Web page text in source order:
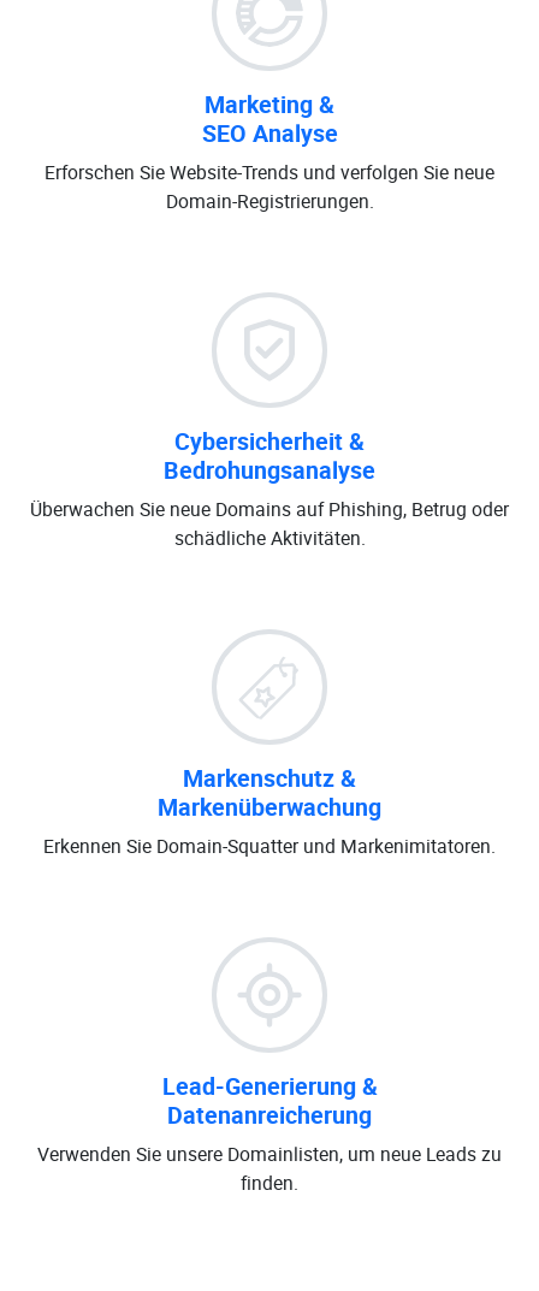
Marketing &
SEO Analyse
Erforschen Sie Website-Trends und verfolgen Sie neue
Domain-Registrierungen.
Cybersicherheit &
Bedrohungsanalyse
Überwachen Sie neue Domains auf Phishing, Betrug oder
schädliche Aktivitäten.
Markenschutz &
Markenüberwachung
Erkennen Sie Domain-Squatter und Markenimitatoren.
Lead-Generierung &
Datenanreicherung
Verwenden Sie unsere Domainlisten, um neue Leads zu
finden.